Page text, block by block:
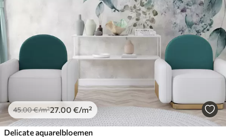
45.00€/m²27.00 €/m²
Delicate aquarelbloemen